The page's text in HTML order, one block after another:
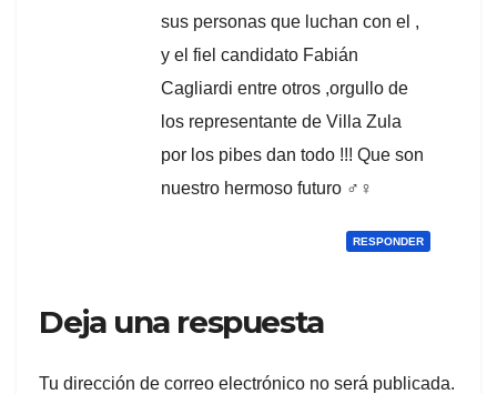
sus personas que luchan con el ,
y el fiel candidato Fabián
Cagliardi entre otros ,orgullo de
los representante de Villa Zula
por los pibes dan todo !!! Que son
nuestro hermoso futuro ‍♂️‍♀️
RESPONDER
Deja una respuesta
Tu dirección de correo electrónico no será publicada.